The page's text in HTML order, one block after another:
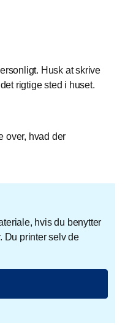
Husk at skrive
rigtige sted i huset.
over, hvad der
hvis du benytter
Du printer selv de